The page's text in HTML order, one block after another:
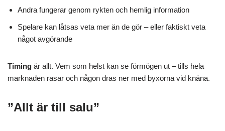
Andra fungerar genom rykten och hemlig information
Spelare kan låtsas veta mer än de gör – eller faktiskt veta
något avgörande
Timing är allt. Vem som helst kan se förmögen ut – tills hela
marknaden rasar och någon dras ner med byxorna vid knäna.
”Allt är till salu”